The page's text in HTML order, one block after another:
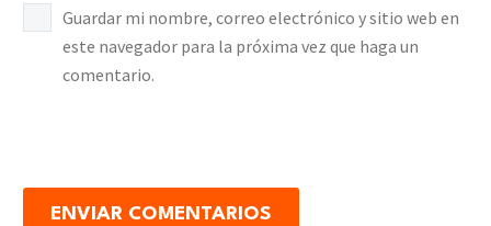
Guardar mi nombre, correo electrónico y sitio web en
este navegador para la próxima vez que haga un
comentario.
ENVIAR COMENTARIOS